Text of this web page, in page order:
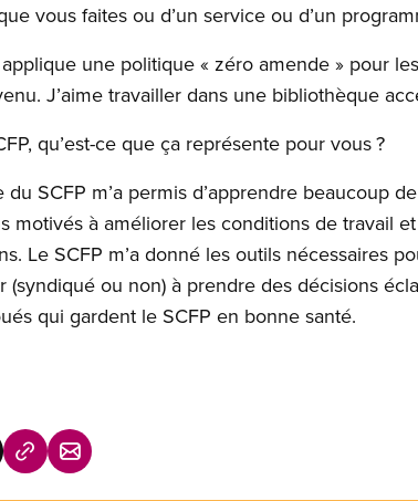
vous faites ou d’un service ou d’un
une politique « zéro amende » pour
J’aime travailler dans une bibliothèque
qu’est-ce que ça représente pour vous ?
SCFP m’a permis d’apprendre beaucoup
motivés à améliorer les conditions de travail
Le SCFP m’a donné les outils nécessaires
(syndiqué ou non) à prendre des décisions
qui gardent le SCFP en bonne santé.